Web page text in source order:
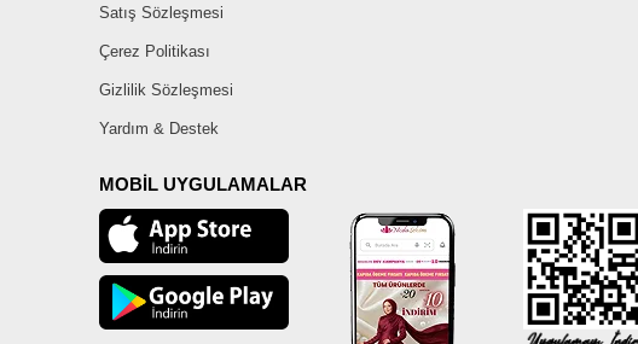
Satış Sözleşmesi
Çerez Politikası
Gizlilik Sözleşmesi
Yardım & Destek
MOBİL UYGULAMALAR